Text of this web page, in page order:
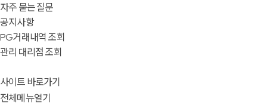
자주 묻는 질문
공지사항
PG거래내역 조회
관리 대리점 조회
사이트 바로가기
전체메뉴열기